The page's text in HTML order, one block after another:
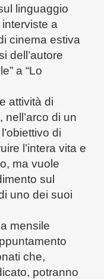
linguaggio
a
cinema estiva
dell’autore
a “Lo
attività di
di un
di
l’intera vita e
ma vuole
sul
uno dei suoi
mensile
che,
potranno